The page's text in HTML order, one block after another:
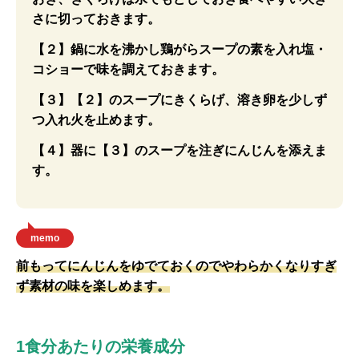
さに切っておきます。
【２】鍋に水を沸かし鶏がらスープの素を入れ塩・
コショーで味を調えておきます。
【３】【２】のスープにきくらげ、溶き卵を少しず
つ入れ火を止めます。
【４】器に【３】のスープを注ぎにんじんを添えま
す。
memo
前もってにんじんをゆでておくのでやわらかくなりすぎ
ず素材の味を楽しめます。
1食分あたりの栄養成分